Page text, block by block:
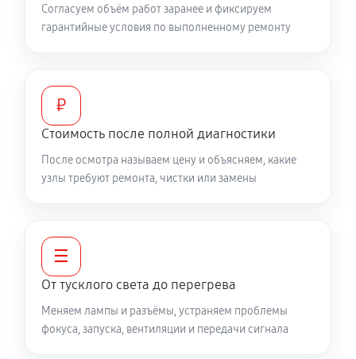
Согласуем объём работ заранее и фиксируем
гарантийные условия по выполненному ремонту
₽
Стоимость после полной диагностики
После осмотра называем цену и объясняем, какие
узлы требуют ремонта, чистки или замены
☰
От тусклого света до перегрева
Меняем лампы и разъёмы, устраняем проблемы
фокуса, запуска, вентиляции и передачи сигнала